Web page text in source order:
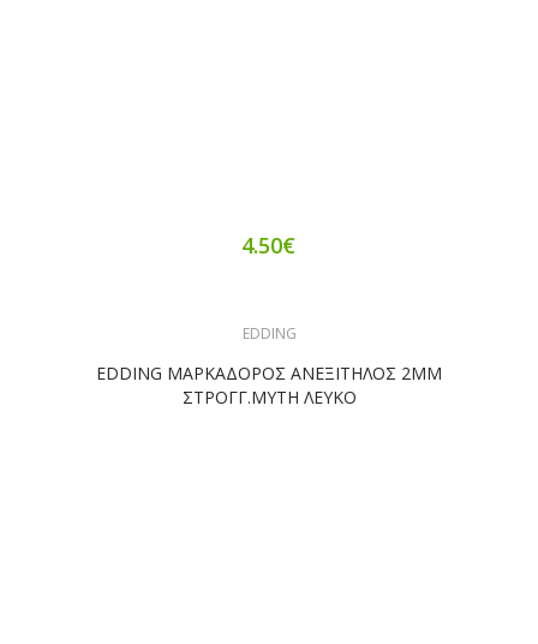
4.50€
EDDING
EDDING ΜΑΡΚΑΔΟΡΟΣ ΑΝΕΞΙΤΗΛΟΣ 2ΜΜ
ΣΤΡΟΓΓ.ΜΥΤΗ ΛΕΥΚΟ